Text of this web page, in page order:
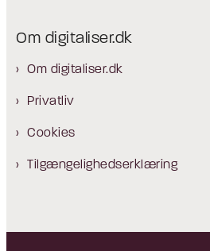
Om digitaliser.dk
Om digitaliser.dk
Privatliv
Cookies
Tilgængelighedserklæring